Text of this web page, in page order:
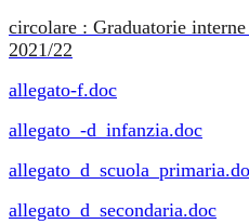
circolare : Graduatorie
2021/22
allegato-f.doc
allegato_-d_infanzia.doc
allegato_d_secondaria.doc